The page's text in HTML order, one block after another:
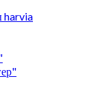
harvia